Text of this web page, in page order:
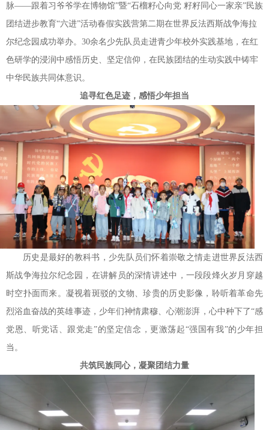
脉——跟着习爷爷学在博物馆”暨“石榴籽心向党 籽籽同心一家亲”民族
团结进步教育“六进”活动春假实践营第二期在世界反法西斯战争海拉
尔纪念园成功举办。30余名少先队员走进青少年校外实践基地，在红
色研学的浸润中感悟历史、坚定信仰，在民族团结的生动实践中铸牢
中华民族共同体意识。
追寻红色足迹，感悟少年担当
历史是最好的教科书，少先队员们怀着崇敬之情走进世界反法西
斯战争海拉尔纪念园，在讲解员的深情讲述中，一段段烽火岁月穿越
时空扑面而来。凝视着斑驳的文物、珍贵的历史影像，聆听着革命先
烈浴血奋战的英雄事迹，少年们神情肃穆、心潮澎湃，心中种下了“感
党恩、听党话、跟党走”的坚定信念，更激荡起“强国有我”的少年担
当。
共筑民族同心，凝聚团结力量